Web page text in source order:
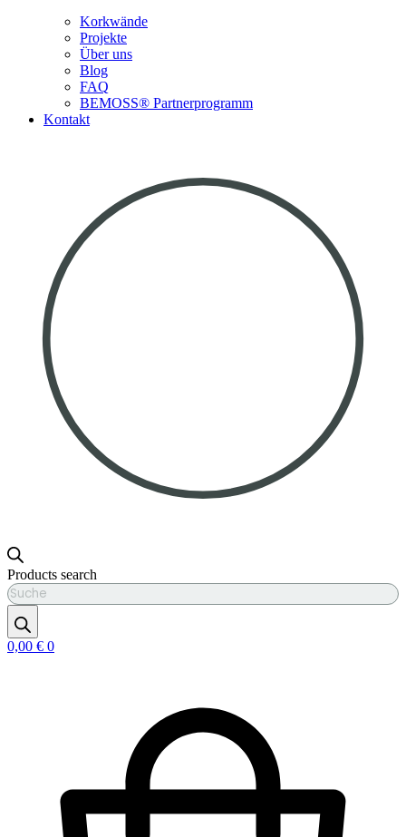
Korkwände
Projekte
Über uns
Blog
FAQ
BEMOSS® Partnerprogramm​
Kontakt
Products search
0,00 € 0